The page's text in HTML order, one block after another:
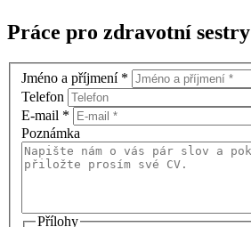
Práce pro zdravotní sestry
Jméno a příjmení *
Telefon
E-mail *
Poznámka
Přílohy